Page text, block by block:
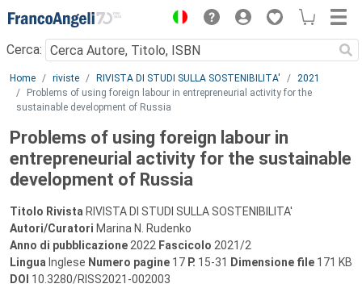
Menu
Cerca:
Main content
Home riviste RIVISTA DI STUDI SULLA SOSTENIBILITA'
2021
Problems of using foreign labour in entrepreneurial activity for the
sustainable development of Russia
Problems of using foreign labour in
entrepreneurial activity for the sustainable
development of Russia
Titolo Rivista RIVISTA DI STUDI SULLA SOSTENIBILITA'
Autori/Curatori Marina N. Rudenko
Anno di pubblicazione 2022 Fascicolo 2021/2
Lingua Inglese Numero pagine 17 P. 15-31 Dimensione file 171 KB
DOI 10.3280/RISS2021-002003